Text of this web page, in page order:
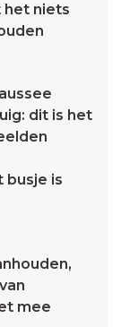
het niets
dit is het
busje is
mee